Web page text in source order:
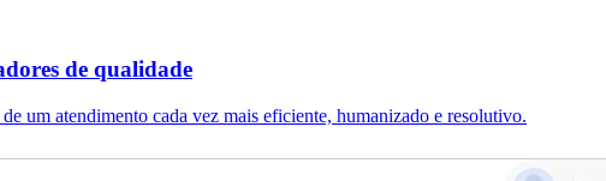
de qualidade
um atendimento cada vez mais eficiente, humanizado e resolutivo.